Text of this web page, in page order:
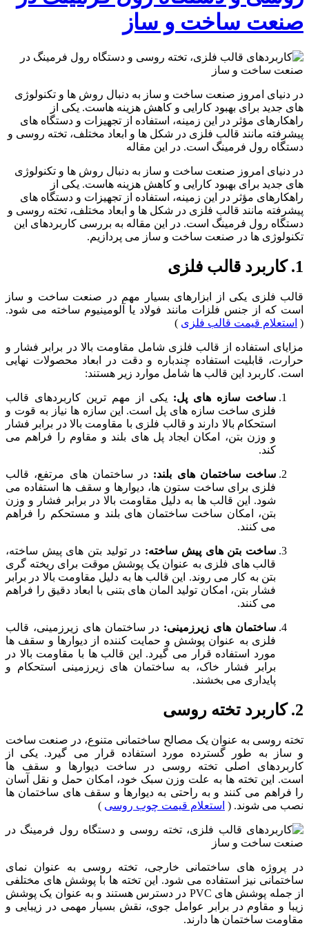
صنعت ساخت و ساز
در دنیای امروز صنعت ساخت و ساز به دنبال روش ‌ها و تکنولوژی
‌های جدید برای بهبود کارایی و کاهش هزینه‌ هاست. یکی از
راهکارهای مؤثر در این زمینه، استفاده از تجهیزات و دستگاه های
پیشرفته مانند قالب فلزی در شکل ها و ابعاد مختلف، تخته روسی و
دستگاه رول فرمینگ است. در این مقاله
در دنیای امروز صنعت ساخت و ساز به دنبال روش ‌ها و تکنولوژی
‌های جدید برای بهبود کارایی و کاهش هزینه‌ هاست. یکی از
راهکارهای مؤثر در این زمینه، استفاده از تجهیزات و دستگاه های
پیشرفته مانند قالب فلزی در شکل ها و ابعاد مختلف، تخته روسی و
دستگاه رول فرمینگ است. در این مقاله به بررسی کاربردهای این
تکنولوژی ‌ها در صنعت ساخت و ساز می پردازیم.
1. کاربرد قالب فلزی
قالب فلزی یکی از ابزارهای بسیار مهم در صنعت ساخت و ساز
است که از جنس فلزات مانند فولاد یا آلومینیوم ساخته می ‌شود.
( استعلام قیمت قالب فلزی )
مزایای استفاده از قالب فلزی شامل مقاومت بالا در برابر فشار و
حرارت، قابلیت استفاده چندباره و دقت در ابعاد محصولات نهایی
است. کاربرد این قالب ها شامل موارد زیر هستند:
ساخت سازه ‌های پل: یکی از مهم ترین کاربردهای قالب
فلزی ساخت سازه های پل است. این سازه ‌ها نیاز به قوت و
استحکام بالا دارند و قالب فلزی با مقاومت بالا در برابر فشار
و وزن بتن، امکان ایجاد پل ‌های بلند و مقاوم را فراهم می‌
کند.
ساخت ساختمان های بلند: در ساختمان ‌های مرتفع، قالب
فلزی برای ساخت ستون ‌ها، دیوارها و سقف ‌ها استفاده می
‌شود. این قالب ‌ها به دلیل مقاومت بالا در برابر فشار و وزن
بتن، امکان ساخت ساختمان ‌های بلند و مستحکم را فراهم
می ‌کنند.
ساخت بتن ‌های پیش‌ ساخته: در تولید بتن ‌های پیش‌ ساخته،
قالب‌ های فلزی به عنوان یک پوشش موقت برای ریخته ‌گری
بتن به کار می ‌روند. این قالب ‌ها به دلیل مقاومت بالا در برابر
فشار بتن، امکان تولید المان‌ های بتنی با ابعاد دقیق را فراهم
می ‌کنند.
ساختمان های زیرزمینی: در ساختمان ‌های زیرزمینی، قالب‌
فلزی به عنوان پوشش و حمایت کننده از دیوارها و سقف ‌ها
مورد استفاده قرار می‌ گیرد. این قالب‌ ها با مقاومت بالا در
برابر فشار خاک، به ساختمان‌ های زیرزمینی استحکام و
پایداری می ‌بخشند.
2. کاربرد تخته روسی
تخته روسی به عنوان یک مصالح ساختمانی متنوع، در صنعت ساخت
و ساز به طور گسترده مورد استفاده قرار می ‌گیرد. یکی از
کاربردهای اصلی تخته روسی در ساخت دیوارها و سقف ‌ها
است. این تخته‌ ها به علت وزن سبک خود، امکان حمل و نقل آسان
را فراهم می ‌کنند و به راحتی به دیوارها و سقف ‌های ساختمان ‌ها
نصب می ‌شوند. ( استعلام قیمت چوب روسی )
در پروژه‌ های ساختمانی خارجی، تخته روسی به عنوان نمای
ساختمانی نیز استفاده می ‌شود. این تخته‌ ها با پوشش ‌های مختلفی
از جمله پوشش ‌های PVC در دسترس هستند و به عنوان یک پوشش
زیبا و مقاوم در برابر عوامل جوی، نقش بسیار مهمی در زیبایی و
مقاومت ساختمان ‌ها دارند.